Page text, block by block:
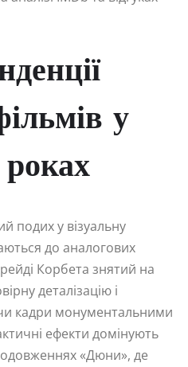
у
подих у візуальну
до аналогових
Корбета знятий на
деталізацію і
кадри монументальними
ефекти домінують
«Дюни», де